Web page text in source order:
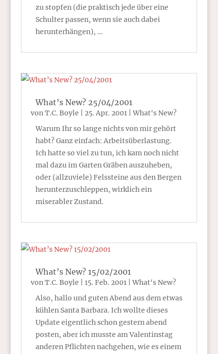
zu stopfen (die praktisch jede über eine
Schulter passen, wenn sie auch dabei
herunterhängen), …
What’s New? 25/04/2001
vonT.C. Boyle 25. Apr. 2001|What's New?
Warum Ihr so lange nichts von mir gehört
habt? Ganz einfach: Arbeitsüberlastung.
Ich hatte so viel zu tun, ich kam noch nicht
mal dazu im Garten Gräben auszuheben,
oder (allzuviele) Felssteine aus den Bergen
herunterzuschleppen, wirklich ein
miserabler Zustand.
What’s New? 15/02/2001
vonT.C. Boyle 15. Feb. 2001|What's New?
Also, hallo und guten Abend aus dem etwas
kühlen Santa Barbara. Ich wollte dieses
Update eigentlich schon gestern abend
posten, aber ich musste am Valentinstag
anderen Pflichten nachgehen, wie es einem